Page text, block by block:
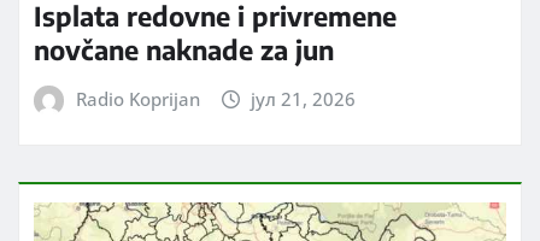
Isplata redovne i privremene
novčane naknade za jun
Radio Koprijan јул 21, 2026